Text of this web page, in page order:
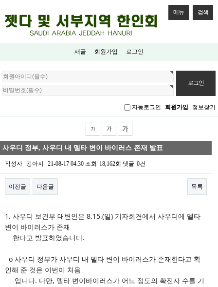
메뉴 검색
새글 회원가입 로그인
회
원
로
자동로그인 회원가입 정보찾기
사우디 정부, 사우디 내 델타 변이 바이러스 존재 발표
작성자 강아지 21-08-17 04:30 조회 18,162회 댓글 0건
이전글 다음글 목록
1. 사우디 보건부 대변인은 8.15.(일) 기자회견에서 사우디에 델타
변이 바이러스가 존재
한다고 발표하였습니다.
o 사우디 정부가 사우디 내 델타 변이 바이러스가 존재한다고 확
인해 준 것은 이번이 처음
입니다. 다만, 델타 변이바이러스가 어느 정도의 확진자 수를 기